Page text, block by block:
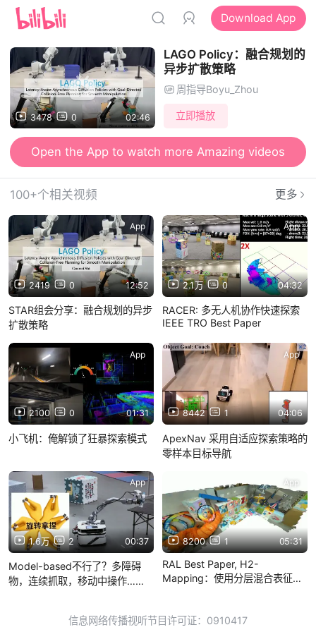
Download App
3478 0 02:46
LAGO Policy：融合规划的
异步扩散策略
周指导Boyu_Zhou
立即播放
Open the App to watch more Amazing videos
100+个相关视频 更多
2419 0 12:52
App
STAR组会分享：融合规划的异步
扩散策略
2.1万 0 04:32
App
RACER: 多无人机协作快速探索
IEEE TRO Best Paper
2100 0 01:31
App
小飞机：俺解锁了狂暴探索模式
8442 1 04:06
App
ApexNav 采用自适应探索策略的
零样本目标导航
1.6万 2 00:37
App
Model-based不行了？多障碍
物，连续抓取，移动中操作……
8200 1 05:31
App
RAL Best Paper, H2-
Mapping：使用分层混合表征的
信息网络传播视听节目许可证：0910417